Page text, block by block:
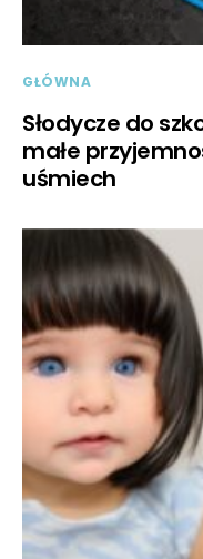
GŁÓWNA
Słodycze do
małe
uśmiech